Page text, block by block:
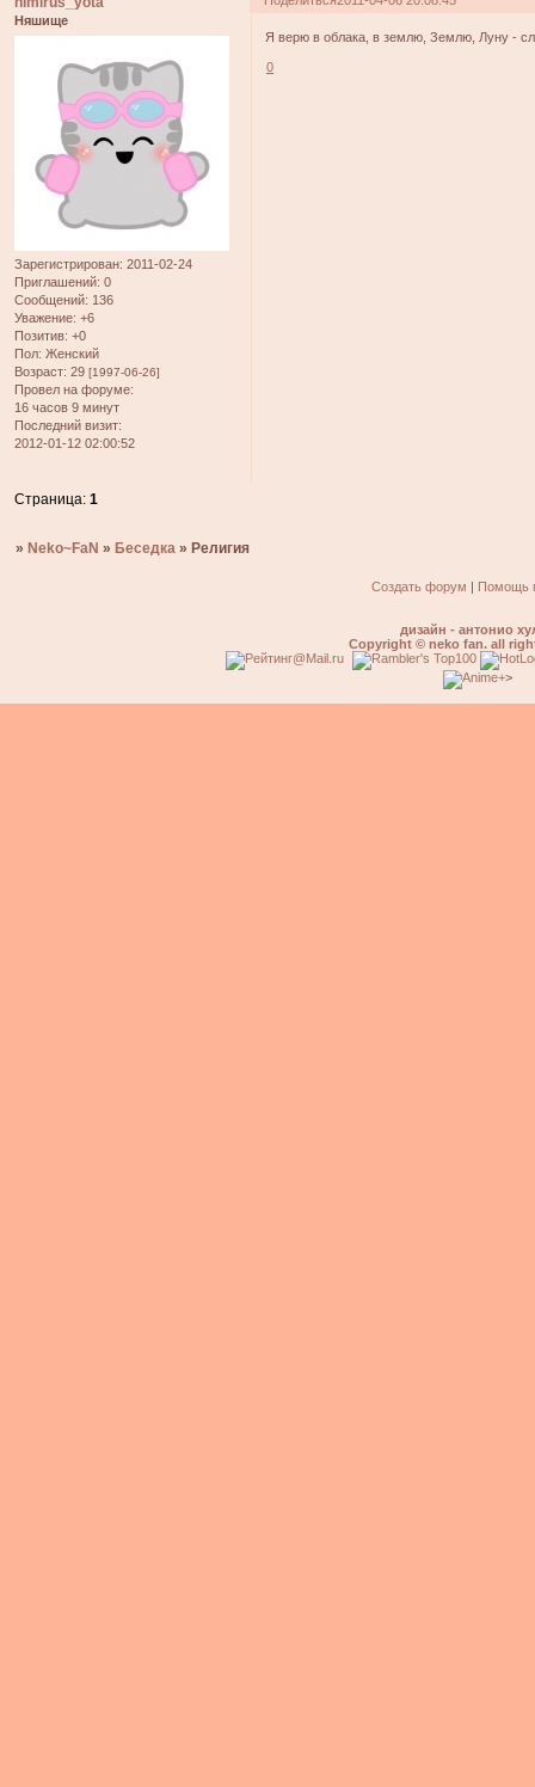
Няшище
Зарегистрирован: 2011-02-24
Приглашений: 0
Сообщений: 136
Уважение: +6
Позитив: +0
Пол: Женский
Возраст: 29 [1997-06-26]
Провел на форуме:
16 часов 9 минут
Последний визит:
2012-01-12 02:00:52
Я верю в облака, в землю, Землю, Луну -
0
Страница:1
» Neko~FaN » Беседка » Религия
Создать форум | Помощь
дизайн - антонио
Copyright © neko fan. all
>